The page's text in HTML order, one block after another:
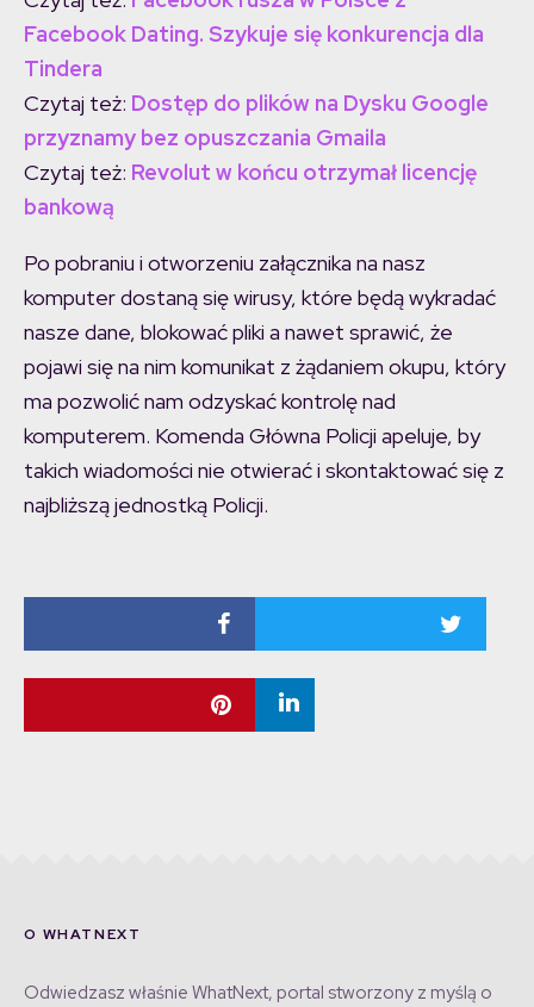
Facebook Dating. Szykuje się konkurencja dla
Tindera
Czytaj też: Dostęp do plików na Dysku Google
przyznamy bez opuszczania Gmaila
Czytaj też: Revolut w końcu otrzymał licencję
bankową
Po pobraniu i otworzeniu załącznika na nasz
komputer dostaną się wirusy, które będą wykradać
nasze dane, blokować pliki a nawet sprawić, że
pojawi się na nim komunikat z żądaniem okupu, który
ma pozwolić nam odzyskać kontrolę nad
komputerem. Komenda Główna Policji apeluje, by
takich wiadomości nie otwierać i skontaktować się z
najbliższą jednostką Policji.
O WHATNEXT
Odwiedzasz właśnie WhatNext, portal stworzony z myślą o